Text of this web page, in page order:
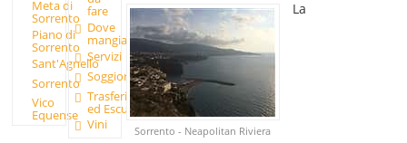
Meta di
Sorrento
Piano di
Sorrento
Sant'Agnello
Sorrento
Vico
Equense
fare
Dove
mangiare
Servizi
Soggiornare
Trasferimenti
ed Escursioni
Vini
Sorrento - Neapolitan Riviera
La